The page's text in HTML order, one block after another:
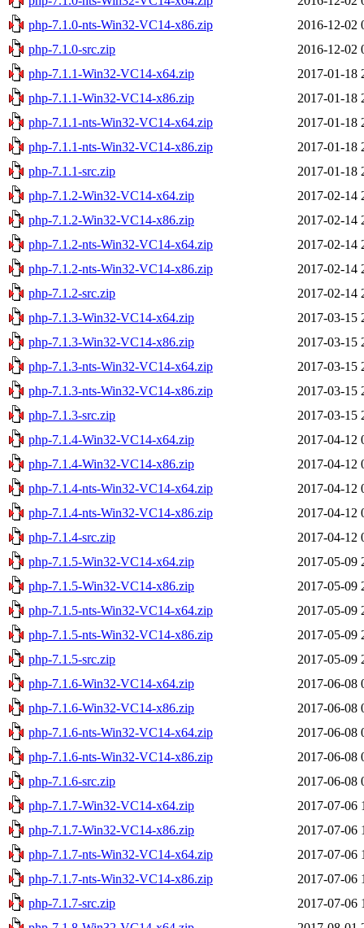
php-7.1.0-nts-Win32-VC14-x86.zip
2016-12-02
php-7.1.0-src.zip
2016-12-02
php-7.1.1-Win32-VC14-x64.zip
2017-01-18
php-7.1.1-Win32-VC14-x86.zip
2017-01-18
php-7.1.1-nts-Win32-VC14-x64.zip
2017-01-18
php-7.1.1-nts-Win32-VC14-x86.zip
2017-01-18
php-7.1.1-src.zip
2017-01-18
php-7.1.2-Win32-VC14-x64.zip
2017-02-14
php-7.1.2-Win32-VC14-x86.zip
2017-02-14
php-7.1.2-nts-Win32-VC14-x64.zip
2017-02-14
php-7.1.2-nts-Win32-VC14-x86.zip
2017-02-14
php-7.1.2-src.zip
2017-02-14
php-7.1.3-Win32-VC14-x64.zip
2017-03-15
php-7.1.3-Win32-VC14-x86.zip
2017-03-15
php-7.1.3-nts-Win32-VC14-x64.zip
2017-03-15
php-7.1.3-nts-Win32-VC14-x86.zip
2017-03-15
php-7.1.3-src.zip
2017-03-15
php-7.1.4-Win32-VC14-x64.zip
2017-04-12
php-7.1.4-Win32-VC14-x86.zip
2017-04-12
php-7.1.4-nts-Win32-VC14-x64.zip
2017-04-12
php-7.1.4-nts-Win32-VC14-x86.zip
2017-04-12
php-7.1.4-src.zip
2017-04-12
php-7.1.5-Win32-VC14-x64.zip
2017-05-09
php-7.1.5-Win32-VC14-x86.zip
2017-05-09
php-7.1.5-nts-Win32-VC14-x64.zip
2017-05-09
php-7.1.5-nts-Win32-VC14-x86.zip
2017-05-09
php-7.1.5-src.zip
2017-05-09
php-7.1.6-Win32-VC14-x64.zip
2017-06-08
php-7.1.6-Win32-VC14-x86.zip
2017-06-08
php-7.1.6-nts-Win32-VC14-x64.zip
2017-06-08
php-7.1.6-nts-Win32-VC14-x86.zip
2017-06-08
php-7.1.6-src.zip
2017-06-08
php-7.1.7-Win32-VC14-x64.zip
2017-07-06
php-7.1.7-Win32-VC14-x86.zip
2017-07-06
php-7.1.7-nts-Win32-VC14-x64.zip
2017-07-06
php-7.1.7-nts-Win32-VC14-x86.zip
2017-07-06
php-7.1.7-src.zip
2017-07-06